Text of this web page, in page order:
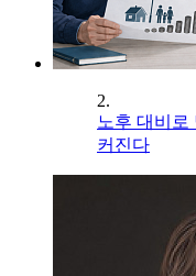
2.
노후 대비로
커진다